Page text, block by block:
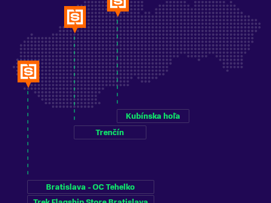
Bratislava - OC Tehelko
Trenčín
Kubínska hoľa